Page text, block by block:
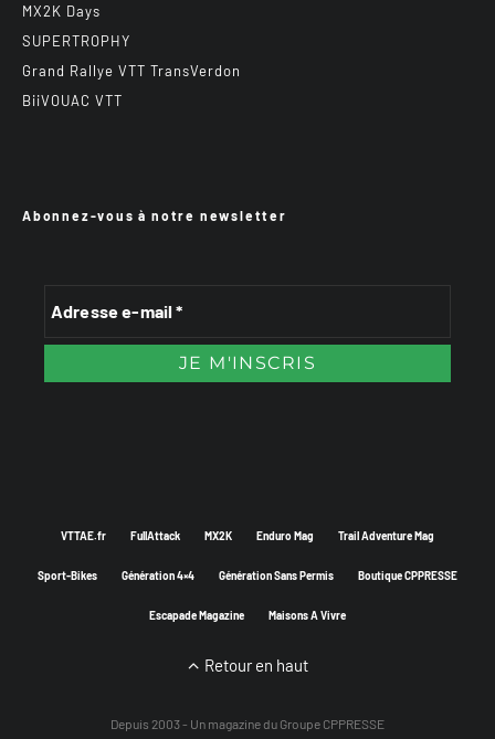
MX2K Days
SUPERTROPHY
Grand Rallye VTT TransVerdon
BiiVOUAC VTT
Abonnez-vous à notre newsletter
VTTAE.fr FullAttack MX2K Enduro Mag Trail Adventure Mag
Sport-Bikes Génération 4×4 Génération Sans Permis Boutique CPPRESSE
Escapade Magazine Maisons A Vivre
Retour en haut
Depuis 2003 - Un magazine du Groupe CPPRESSE